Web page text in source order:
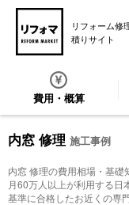
リフォーム修
積りサイト
費用・概算
内窓 修理 施工事例
内窓 修理の費用相場・基礎
月60万人以上が利用する日
基準に合格したお近くの専